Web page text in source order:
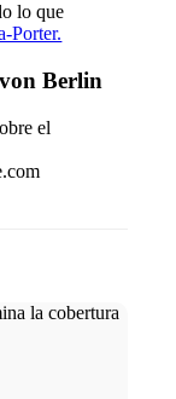
lo que
Porter.
Berlin
el